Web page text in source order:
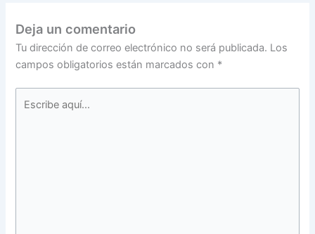
Deja un comentario
Tu dirección de correo electrónico no será publicada. Los
campos obligatorios están marcados con *